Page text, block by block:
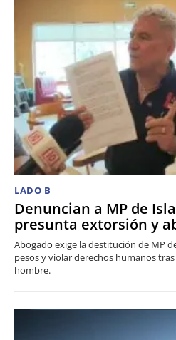
LADO B
Denuncian a MP de
presunta extorsión y
Abogado exige la destitución de MP
pesos y violar derechos humanos
hombre.